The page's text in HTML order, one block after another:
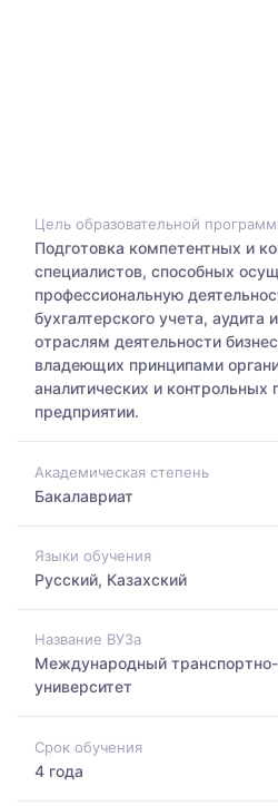
Цель образовательной
Подготовка компетентных и
специалистов, способных
профессиональную
бухгалтерского учета, аудита
отраслям деятельности
владеющих принципами
аналитических и контрольных
предприятии.
Академическая степень
Бакалавриат
Языки обучения
Русский, Казахский
Название ВУЗа
Международный
университет
Срок обучения
4 года